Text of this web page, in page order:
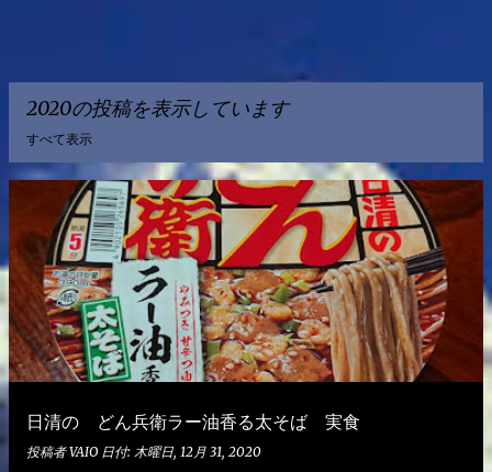
2020の投稿を表示しています
すべて表示
稿
日清の どん兵衛ラー油香る太そば 実食
投稿者VAIO 日付: 木曜日, 12月 31, 2020